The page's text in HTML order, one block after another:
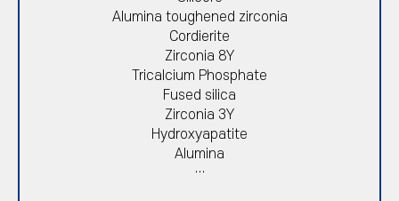
Alumina toughened zirconia
Cordierite
Zirconia 8Y
Tricalcium Phosphate
Fused silica
Zirconia 3Y
Hydroxyapatite
Alumina
…